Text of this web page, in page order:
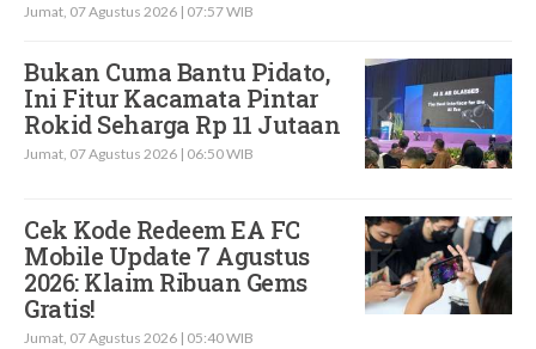
Jumat, 07 Agustus 2026 | 07:57 WIB
Bukan Cuma Bantu Pidato,
Ini Fitur Kacamata Pintar
Rokid Seharga Rp 11 Jutaan
Jumat, 07 Agustus 2026 | 06:50 WIB
Cek Kode Redeem EA FC
Mobile Update 7 Agustus
2026: Klaim Ribuan Gems
Gratis!
Jumat, 07 Agustus 2026 | 05:40 WIB